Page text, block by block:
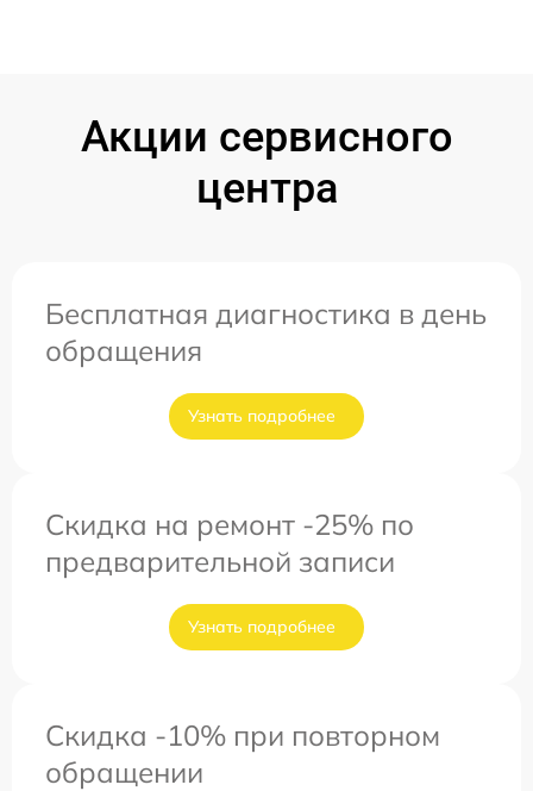
Акции сервисного
центра
Бесплатная диагностика в день
обращения
Узнать подробнее
Скидка на ремонт -25% по
предварительной записи
Узнать подробнее
Скидка -10% при повторном
обращении